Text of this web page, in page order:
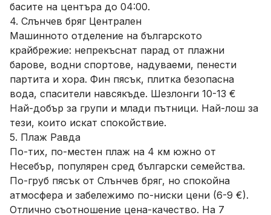
басите на центъра до 04:00.
4. Слънчев бряг Централен
Машинното отделение на българското
крайбрежие: непрекъснат парад от плажни
барове, водни спортове, надуваеми, пенести
партита и хора. Фин пясък, плитка безопасна
вода, спасители навсякъде. Шезлонги 10-13 €
Най-добър за групи и млади пътници. Най-лош за
тези, които искат спокойствие.
5. Плаж Равда
По-тих, по-местен плаж на 4 км южно от
Несебър, популярен сред български семейства.
По-груб пясък от Слънчев бряг, но спокойна
атмосфера и забележимо по-ниски цени (6-9 €).
Отлично съотношение цена-качество. На 7